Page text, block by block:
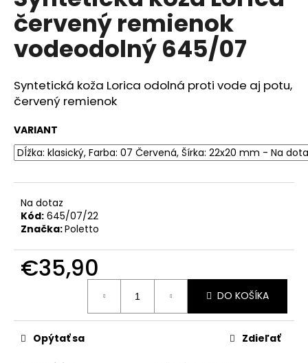
0,0
z
5
hviezdičiek.
červený remienok
vodeodolný 645/07
Syntetická koža Lorica odolná proti vode aj potu,
červený remienok
VARIANT
Na dotaz
Kód: 645/07/22
Značka:Poletto
€35,90
DO KOŠÍKA
Opýtať sa Zdieľať
á
j
s
?
HĽADAŤ
O
d
p
o
a
m